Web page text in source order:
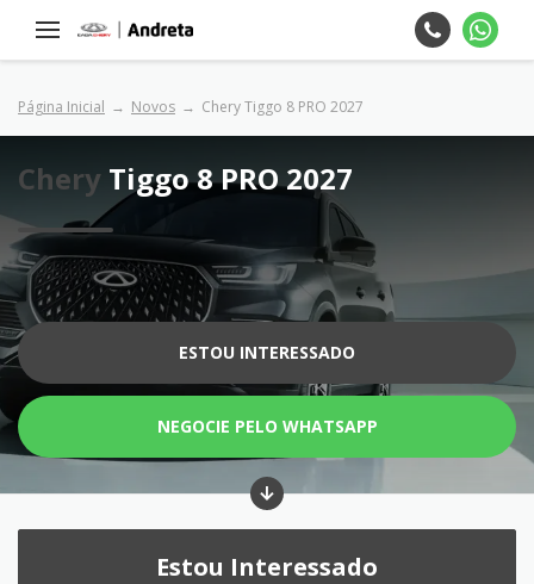
Página Inicial Novos Chery Tiggo 8 PRO 2027
Chery Tiggo 8 PRO 2027
ESTOU INTERESSADO
NEGOCIE PELO WHATSAPP
Estou Interessado